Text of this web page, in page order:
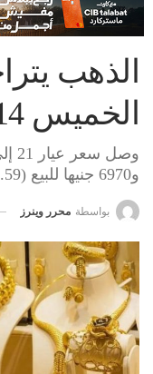
الخميس 14-5-2026
و6970 جنيها للبيع (131.59 دولار)،
بواسطة محرر وينرز